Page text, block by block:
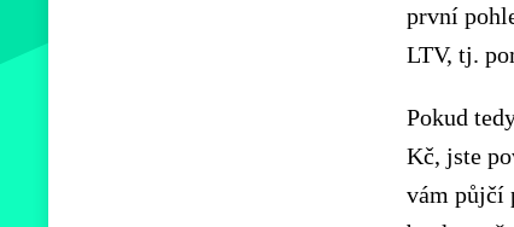
první
LTV, tj.
Pokud
Kč, jste
vám půjčí